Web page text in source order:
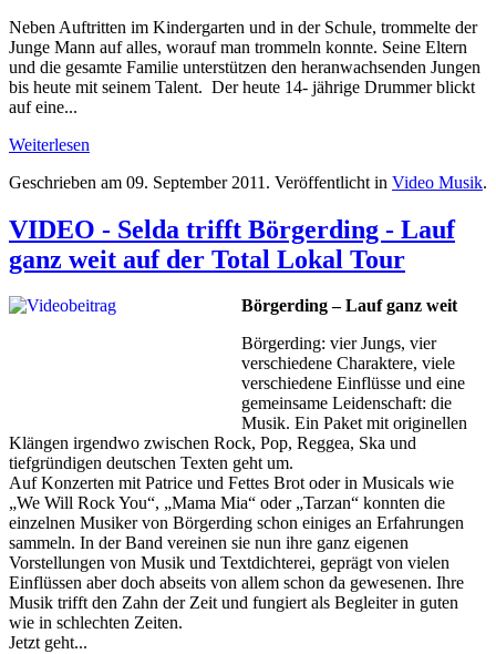
Neben Auftritten im Kindergarten und in der Schule, trommelte der
Junge Mann auf alles, worauf man trommeln konnte. Seine Eltern
und die gesamte Familie unterstützen den heranwachsenden Jungen
bis heute mit seinem Talent. Der heute 14- jährige Drummer blickt
auf eine...
Weiterlesen
Geschrieben am 09. September 2011 . Veröffentlicht in Video Musik.
VIDEO - Selda trifft Börgerding - Lauf
ganz weit auf der Total Lokal Tour
Börgerding – Lauf ganz weit
Börgerding: vier Jungs, vier
verschiedene Charaktere, viele
verschiedene Einflüsse und eine
gemeinsame Leidenschaft: die
Musik. Ein Paket mit originellen
Klängen irgendwo zwischen Rock, Pop, Reggea, Ska und
tiefgründigen deutschen Texten geht um.
Auf Konzerten mit Patrice und Fettes Brot oder in Musicals wie
„We Will Rock You“, „Mama Mia“ oder „Tarzan“ konnten die
einzelnen Musiker von Börgerding schon einiges an Erfahrungen
sammeln. In der Band vereinen sie nun ihre ganz eigenen
Vorstellungen von Musik und Textdichterei, geprägt von vielen
Einflüssen aber doch abseits von allem schon da gewesenen. Ihre
Musik trifft den Zahn der Zeit und fungiert als Begleiter in guten
wie in schlechten Zeiten.
Jetzt geht...